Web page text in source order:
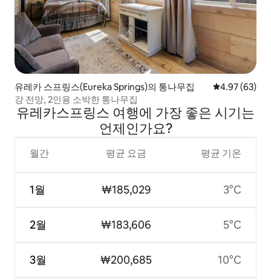
유레카 스프링스(Eureka Springs)의 통나무집 평점 4.97점(5
4.97 (63)
강 전망, 2인용 소박한 통나무집
유레카스프링스 여행에 가장 좋은 시기는
언제인가요?
월간
1월
2월
3월
평균 요금
₩185,029
₩183,606
₩200,685
평균 기온
3°C
5°C
10°C